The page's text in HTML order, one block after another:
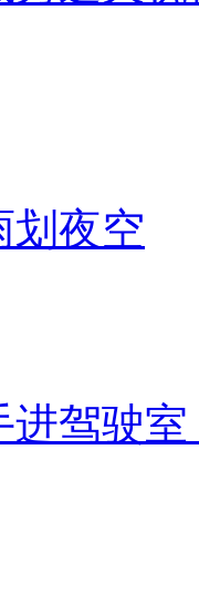
划夜空
进驾驶